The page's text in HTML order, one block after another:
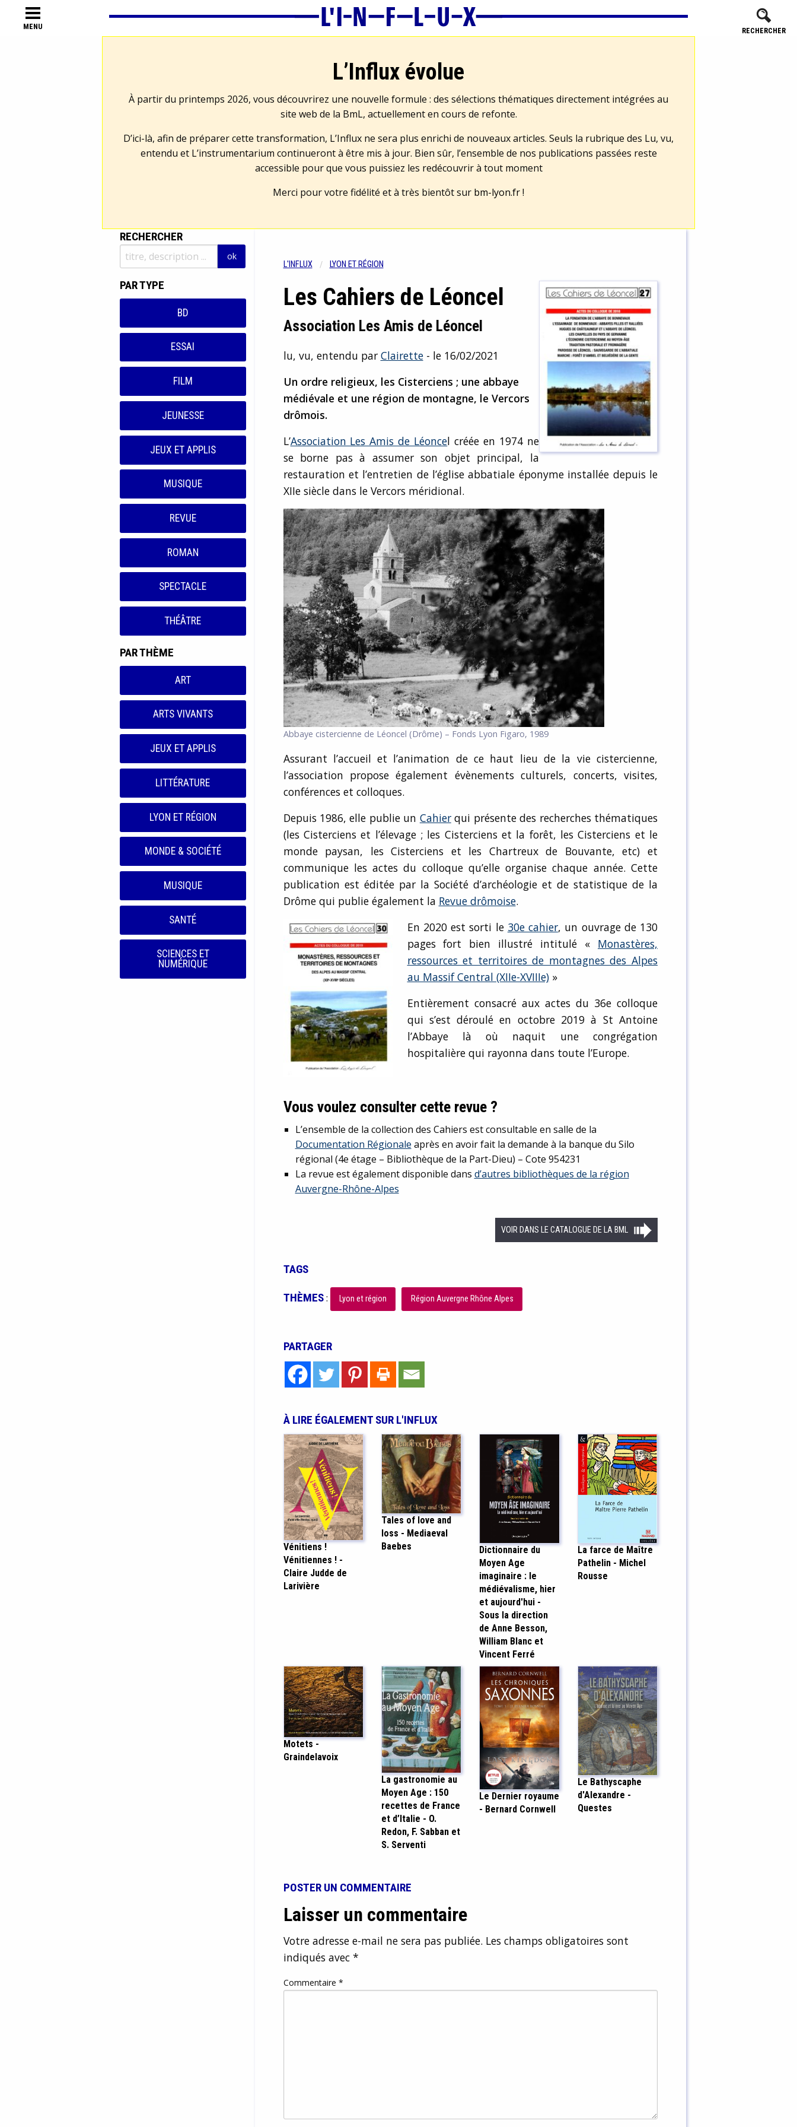
MENU RECHERCHER
L’Influx évolue
À partir du printemps 2026, vous découvrirez une nouvelle formule : des sélections thématiques directement intégrées au
site web de la BmL, actuellement en cours de refonte.
D’ici-là, afin de préparer cette transformation, L’Influx ne sera plus enrichi de nouveaux articles. Seuls la rubrique des Lu, vu,
entendu et L’instrumentarium continueront à être mis à jour. Bien sûr, l’ensemble de nos publications passées reste
accessible pour que vous puissiez les redécouvrir à tout moment
Merci pour votre fidélité et à très bientôt sur bm-lyon.fr!
RECHERCHER
PAR TYPE
BD
ESSAI
FILM
JEUNESSE
JEUX ET APPLIS
MUSIQUE
REVUE
ROMAN
SPECTACLE
THÉÂTRE
PAR THÈME
ART
ARTS VIVANTS
JEUX ET APPLIS
LITTÉRATURE
LYON ET RÉGION
MONDE & SOCIÉTÉ
MUSIQUE
SANTÉ
SCIENCES ET
NUMÉRIQUE
L'INFLUX LYON ET RÉGION
Les Cahiers de Léoncel
Association Les Amis de Léoncel
lu, vu, entendu par Clairette- le 16/02/2021
Un ordre religieux, les Cisterciens ; une abbaye
médiévale et une région de montagne, le Vercors
drômois.
L’Association Les Amis de Léoncel créée en 1974 ne
se borne pas à assumer son objet principal, la
restauration et l’entretien de l’église abbatiale éponyme installée depuis le
XIIe siècle dans le Vercors méridional.
Abbaye cistercienne de Léoncel (Drôme) – Fonds Lyon Figaro, 1989
Assurant l’accueil et l’animation de ce haut lieu de la vie cistercienne,
l’association propose également évènements culturels, concerts, visites,
conférences et colloques.
Depuis 1986, elle publie un Cahierqui présente des recherches thématiques
(les Cisterciens et l’élevage ; les Cisterciens et la forêt, les Cisterciens et le
monde paysan, les Cisterciens et les Chartreux de Bouvante, etc) et
communique les actes du colloque qu’elle organise chaque année. Cette
publication est éditée par la Société d’archéologie et de statistique de la
Drôme qui publie également la Revue drômoise.
En 2020 est sorti le 30e cahier, un ouvrage de 130
pages fort bien illustré intitulé « Monastères,
ressources et territoires de montagnes des Alpes
au Massif Central (XIIe-XVIIIe)»
Entièrement consacré aux actes du 36e colloque
qui s’est déroulé en octobre 2019 à St Antoine
l’Abbaye là où naquit une congrégation
hospitalière qui rayonna dans toute l’Europe.
Vous voulez consulter cette revue ?
L’ensemble de la collection des Cahiers est consultable en salle de la
Documentation Régionale après en avoir fait la demande à la banque du Silo
régional (4e étage – Bibliothèque de la Part-Dieu) – Cote 954231
La revue est également disponible dans d’autres bibliothèques de la région
Auvergne-Rhône-Alpes
VOIR DANS LE CATALOGUE DE LA BML
TAGS
THÈMES: Lyon et région Région Auvergne Rhône Alpes
PARTAGER
À LIRE ÉGALEMENT SUR L'INFLUX
Vénitiens !
Vénitiennes ! -
Claire Judde de
Larivière
Tales of love and
loss - Mediaeval
Baebes
Dictionnaire du
Moyen Age
imaginaire : le
médiévalisme, hier
et aujourd'hui -
Sous la direction
de Anne Besson,
William Blanc et
Vincent Ferré
La farce de Maître
Pathelin - Michel
Rousse
Motets -
Graindelavoix
La gastronomie au
Moyen Age : 150
recettes de France
et d’Italie - O.
Redon, F. Sabban et
S. Serventi
Le Dernier royaume
- Bernard Cornwell
Le Bathyscaphe
d'Alexandre -
Questes
POSTER UN COMMENTAIRE
Laisser un commentaire
Votre adresse e-mail ne sera pas publiée. Les champs obligatoires sont
indiqués avec *
Commentaire *